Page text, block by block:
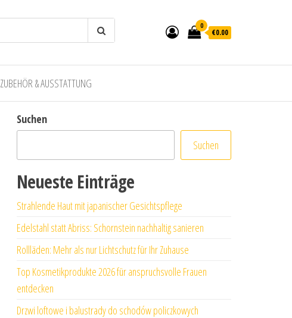
0
€0.00
ZUBEHÖR & AUSSTATTUNG
Suchen
Suchen
Neueste Einträge
Strahlende Haut mit japanischer Gesichtspflege
Edelstahl statt Abriss: Schornstein nachhaltig sanieren
Rollläden: Mehr als nur Lichtschutz für Ihr Zuhause
Top Kosmetikprodukte 2026 für anspruchsvolle Frauen
entdecken
Drzwi loftowe i balustrady do schodów policzkowych